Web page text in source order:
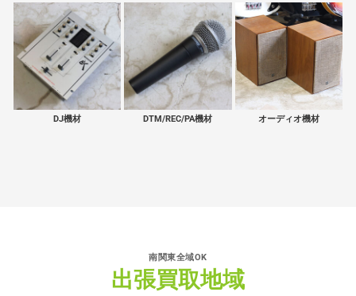
DJ機材 DTM/REC/PA機材 オーディオ機材
南関東全域OK
出張買取地域